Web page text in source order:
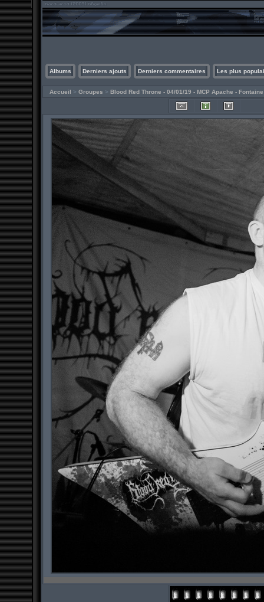
Albums Derniers ajouts Derniers commentaires Les plus
Accueil > Groupes > Blood Red Throne - 04/01/19 - MCP Apache -